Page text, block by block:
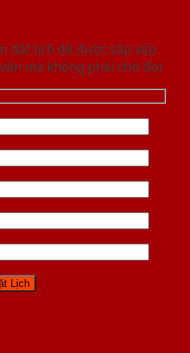
đặt lịch để được sắp xếp
mà không phải chờ đợi.